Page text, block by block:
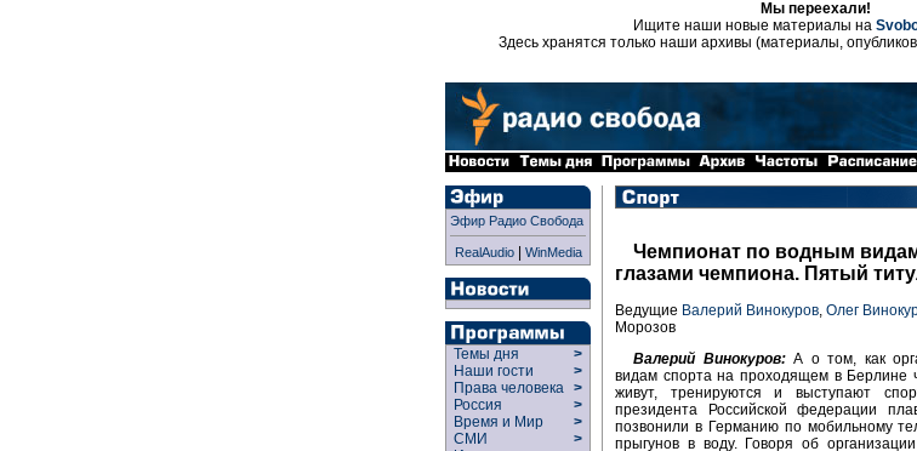
Мы переехали!
Ищите наши новые материалы на
Здесь хранятся только наши архивы (материалы,
Эфир Радио Свобода
RealAudio| WinMedia
Темы дня
>
Наши гости
>
Права человека >
Россия
>
Время и Мир
>
СМИ
>
Чемпионат по водным
глазами чемпиона. Пятый
Ведущие Валерий Винокуров Олег
Морозов
Валерий Винокуров:А о том, как
видам спорта на проходящем в Берлине
живут, тренируются и выступают
президента Российской федерации
позвонили в Германию по мобильному
прыгунов в воду. Говоря об